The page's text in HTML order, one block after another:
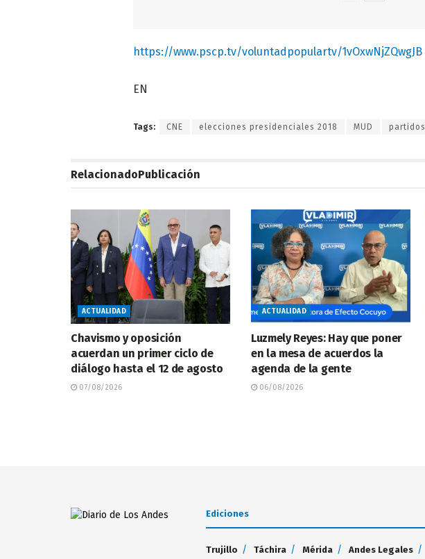
https://www.pscp.tv/voluntadpopulartv/1vOxwNjZQwgJB
EN
Tags: CNE elecciones presidenciales 2018 MUD partidos
RelacionadoPublicación
ACTUALIDAD
Chavismo y oposición
acuerdan un primer ciclo de
diálogo hasta el 12 de agosto
07/08/2026
ACTUALIDAD
Luzmely Reyes: Hay que poner
en la mesa de acuerdos la
agenda de la gente
06/08/2026
Ediciones
Trujillo Táchira Mérida Andes Legales